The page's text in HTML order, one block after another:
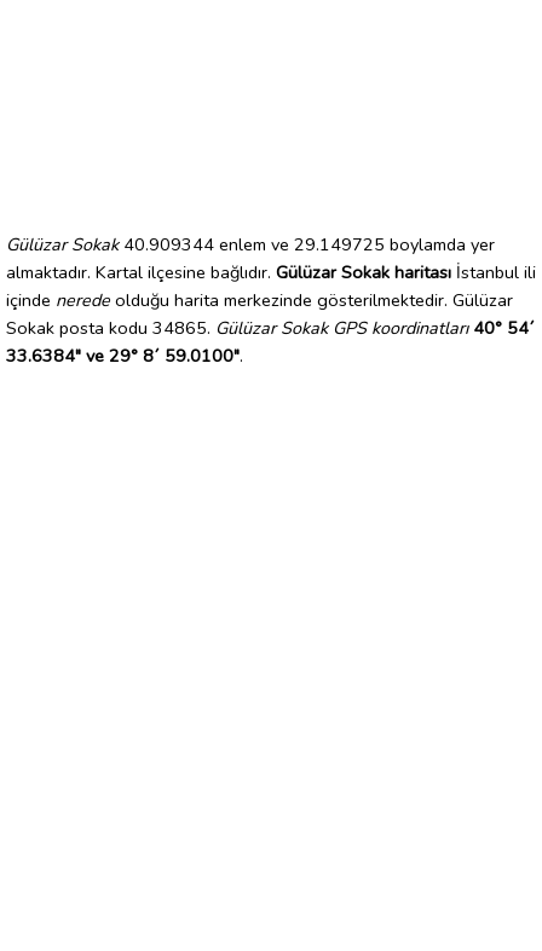
Gülüzar Sokak40.909344 enlem ve 29.149725 boylamda yer
almaktadır. Kartal ilçesine bağlıdır. Gülüzar Sokak haritası İstanbul ili
içinde nerede olduğu harita merkezinde gösterilmektedir. Gülüzar
Sokak posta kodu 34865. Gülüzar Sokak GPS koordinatları 40° 54´
33.6384" ve 29° 8´ 59.0100".